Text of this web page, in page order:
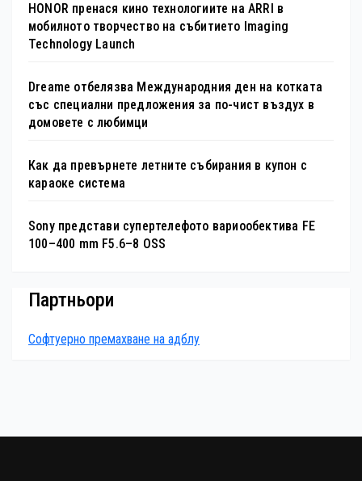
HONOR пренася кино технологиите на ARRI в
мобилното творчество на събитието Imaging
Technology Launch
Dreame отбелязва Международния ден на котката
със специални предложения за по-чист въздух в
домовете с любимци
Как да превърнете летните събирания в купон с
караоке система
Sony представи супертелефото вариообектива FE
100–400 mm F5.6–8 OSS
Партньори
Софтуерно премахване на адблу